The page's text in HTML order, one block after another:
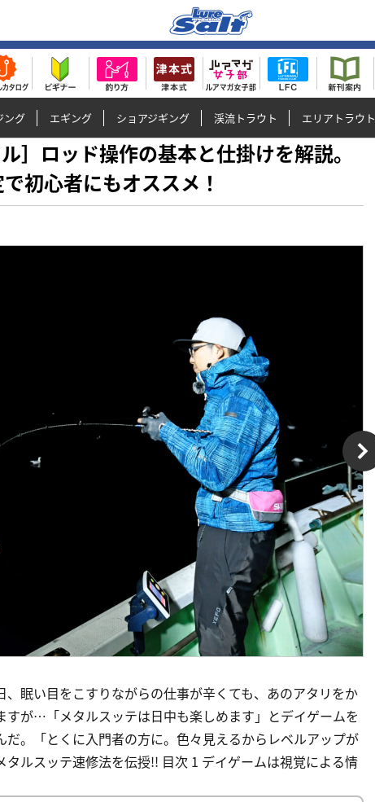
ング エギング ショアジギング 渓流トラウト エリアトラウト
］ロッド操作の基本と仕掛けを解説。
初心者にもオススメ！
眠い目をこすりながらの仕事が辛くても、あのアタリをか
すが…「メタルスッテは日中も楽しめます」とデイゲームを
。「とくに入門者の方に。色々見えるからレベルアップが
ルスッテ速修法を伝授!! 目次 1 デイゲームは視覚による情